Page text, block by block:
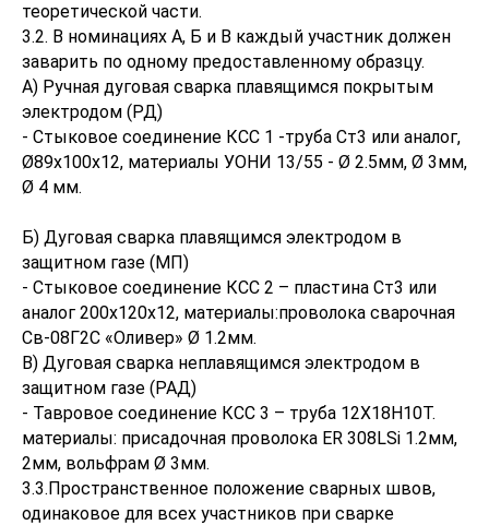
теоретической части.
3.2. В номинациях А, Б и В каждый участник должен
заварить по одному предоставленному образцу.
А) Ручная дуговая сварка плавящимся покрытым
электродом (РД)
- Стыковое соединение КСС 1 -труба Ст3 или аналог,
Ø89х100х12, материалы УОНИ 13/55 - Ø 2.5мм, Ø 3мм,
Ø 4 мм.
Б) Дуговая сварка плавящимся электродом в
защитном газе (МП)
- Стыковое соединение КСС 2 – пластина Ст3 или
аналог 200х120х12, материалы:проволока сварочная
Св-08Г2С «Оливер» Ø 1.2мм.
В) Дуговая сварка неплавящимся электродом в
защитном газе (РАД)
- Тавровое соединение КСС 3 – труба 12Х18Н10Т.
материалы: присадочная проволока ER 308LSi 1.2мм,
2мм, вольфрам Ø 3мм.
3.3.Пространственное положение сварных швов,
одинаковое для всех участников при сварке